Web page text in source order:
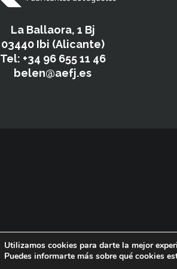
La Ballaora, 1 Bj
03440 Ibi (Alicante)
Tel: +34 96 655 11 46
belen@aefj.es
Utilizamos cookies para darte la mejor
Puedes informarte más sobre qué cookies